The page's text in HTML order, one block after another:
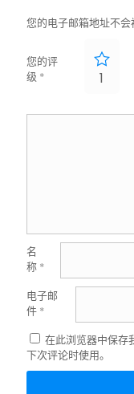
您的电子邮箱地址不会
您的评
级 * 1
名
称 *
电子邮
件 *
在此浏览器中保存
下次评论时使用。